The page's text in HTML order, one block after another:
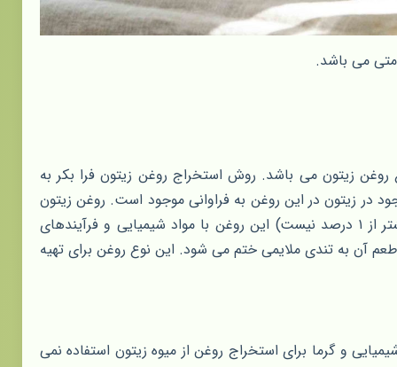
می باشد.
زیتون می باشد. روش استخراج روغن زیتون فرا بکر به
زیتون در این روغن به فراوانی موجود است. روغن زیتون
فرابکر از سایر انواع روغن های زیتون، اولئیک اسید کمتری دارد (اولئیک اسید آن بیشتر از ۱ درصد نیست) این روغن با مواد شیمیایی و فرآیندهای
آن به تندی ملایمی ختم می شود. این نوع روغن برای تهیه
و گرما برای استخراج روغن از میوه زیتون استفاده نمی